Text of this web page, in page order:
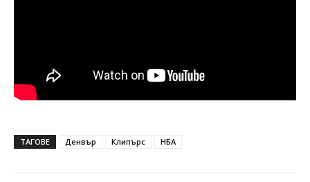
ТАГОВЕ Денвър Клипърс НБА